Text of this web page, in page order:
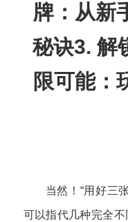
牌：从新
秘诀3. 解
限可能：
当然！“用好三
可以指代几种完全